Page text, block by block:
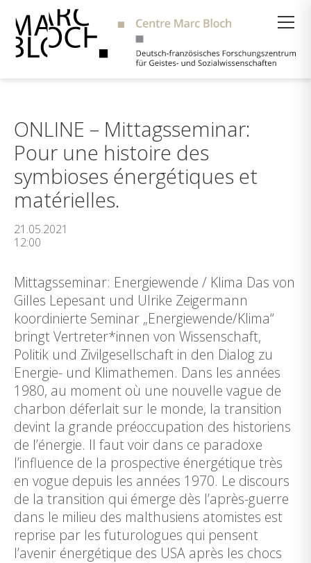
ONLINE – Mittagsseminar:
Pour une histoire des
symbioses énergétiques et
matérielles.
21.05.2021
12:00
Mittagsseminar: Energiewende / Klima Das von
Gilles Lepesant und Ulrike Zeigermann
koordinierte Seminar „Energiewende/Klima“
bringt Vertreter*innen von Wissenschaft,
Politik und Zivilgesellschaft in den Dialog zu
Energie- und Klimathemen. Dans les années
1980, au moment où une nouvelle vague de
charbon déferlait sur le monde, la transition
devint la grande préoccupation des historiens
de l’énergie. Il faut voir dans ce paradoxe
l’influence de la prospective énergétique très
en vogue depuis les années 1970. Le discours
de la transition qui émerge dès l’après-guerre
dans le milieu des malthusiens atomistes est
reprise par les futurologues qui pensent
l’avenir énergétique des USA après les chocs